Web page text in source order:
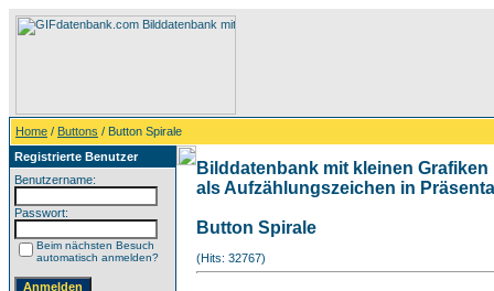
Home / Buttons / Button Spirale
Registrierte Benutzer
Benutzername:
Passwort:
Beim nächsten Besuch
automatisch anmelden?
Bilddatenbank mit kleinen
als Aufzählungszeichen in
Button Spirale
(Hits: 32767)